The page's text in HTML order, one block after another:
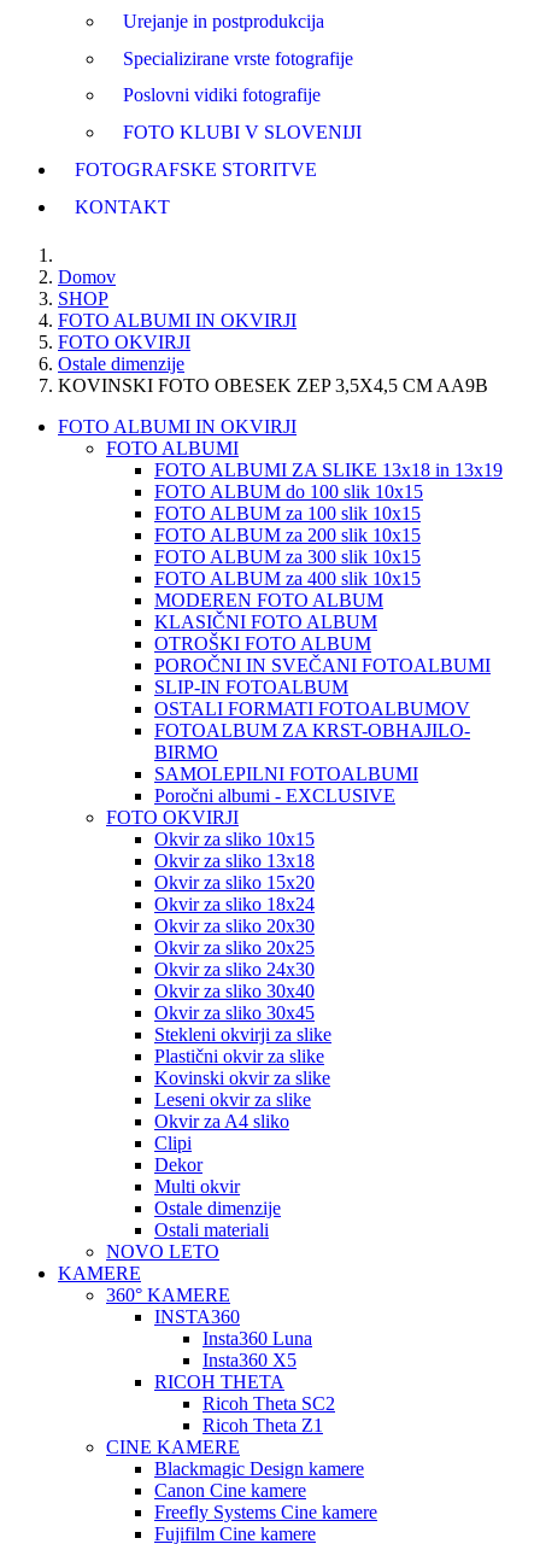
Urejanje in postprodukcija
Specializirane vrste fotografije
Poslovni vidiki fotografije
FOTO KLUBI V SLOVENIJI
FOTOGRAFSKE STORITVE
KONTAKT
Domov
SHOP
FOTO ALBUMI IN OKVIRJI
FOTO OKVIRJI
Ostale dimenzije
KOVINSKI FOTO OBESEK ZEP 3,5X4,5 CM AA9B
FOTO ALBUMI IN OKVIRJI
FOTO ALBUMI
FOTO ALBUMI ZA SLIKE 13x18 in 13x19
FOTO ALBUM do 100 slik 10x15
FOTO ALBUM za 100 slik 10x15
FOTO ALBUM za 200 slik 10x15
FOTO ALBUM za 300 slik 10x15
FOTO ALBUM za 400 slik 10x15
MODEREN FOTO ALBUM
KLASIČNI FOTO ALBUM
OTROŠKI FOTO ALBUM
POROČNI IN SVEČANI FOTOALBUMI
SLIP-IN FOTOALBUM
OSTALI FORMATI FOTOALBUMOV
FOTOALBUM ZA KRST-OBHAJILO-
BIRMO
SAMOLEPILNI FOTOALBUMI
Poročni albumi - EXCLUSIVE
FOTO OKVIRJI
Okvir za sliko 10x15
Okvir za sliko 13x18
Okvir za sliko 15x20
Okvir za sliko 18x24
Okvir za sliko 20x30
Okvir za sliko 20x25
Okvir za sliko 24x30
Okvir za sliko 30x40
Okvir za sliko 30x45
Stekleni okvirji za slike
Plastični okvir za slike
Kovinski okvir za slike
Leseni okvir za slike
Okvir za A4 sliko
Clipi
Dekor
Multi okvir
Ostale dimenzije
Ostali materiali
NOVO LETO
KAMERE
360° KAMERE
INSTA360
Insta360 Luna
Insta360 X5
RICOH THETA
Ricoh Theta SC2
Ricoh Theta Z1
CINE KAMERE
Blackmagic Design kamere
Canon Cine kamere
Freefly Systems Cine kamere
Fujifilm Cine kamere